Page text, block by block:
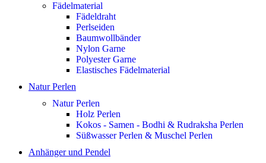
Fädelmaterial
Fädeldraht
Perlseiden
Baumwollbänder
Nylon Garne
Polyester Garne
Elastisches Fädelmaterial
Natur Perlen
Natur Perlen
Holz Perlen
Kokos - Samen - Bodhi & Rudraksha Perlen
Süßwasser Perlen & Muschel Perlen
Anhänger und Pendel